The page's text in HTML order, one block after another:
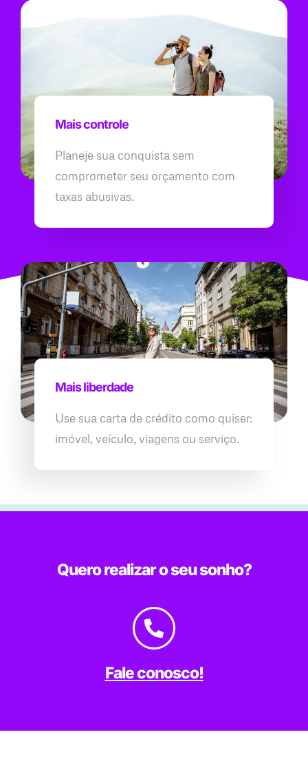
Mais controle
Planeje sua conquista sem
comprometer seu orçamento com
taxas abusivas.
Mais liberdade
Use sua carta de crédito como quiser:
imóvel, veículo, viagens ou serviço.
Quero realizar o seu sonho?
Fale conosco!